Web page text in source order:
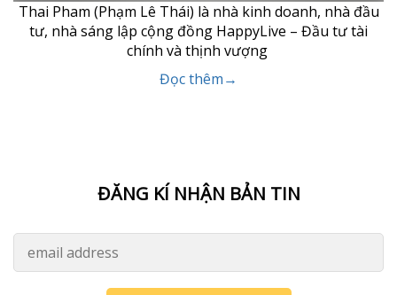
Thai Pham (Phạm Lê Thái) là nhà kinh doanh, nhà đầu
tư, nhà sáng lập cộng đồng HappyLive – Đầu tư tài
chính và thịnh vượng
Đọc thêm→
ĐĂNG KÍ NHẬN BẢN TIN